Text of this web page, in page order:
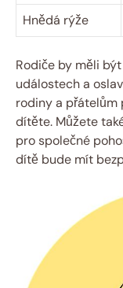
Hnědá rýže
Rodiče by měli
událostech a
rodiny a přátelům
dítěte. Můžete
pro společné
dítě bude mít